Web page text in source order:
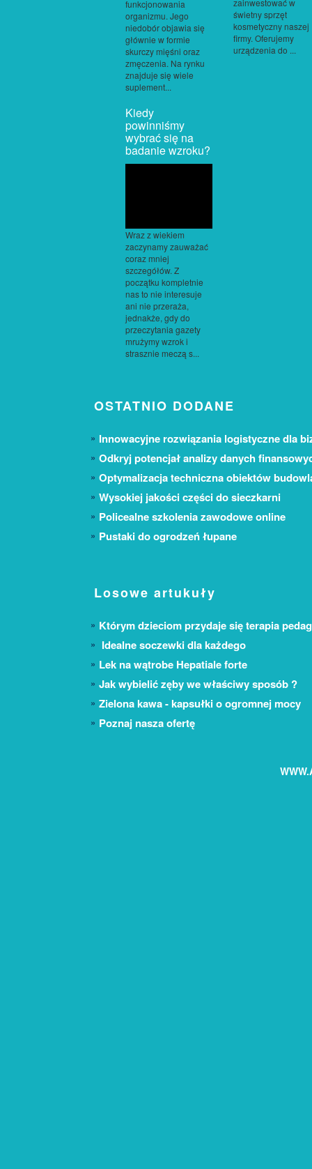
funkcjonowania
organizmu. Jego
niedobór objawia się
głównie w formie
skurczy mięśni oraz
zmęczenia. Na rynku
znajduje się wiele
suplement...
świetny sprzęt
kosmetyczny naszej
firmy. Oferujemy
urządzenia do ...
Kiedy
powinniśmy
wybrać się na
badanie wzroku?
Wraz z wiekiem
zaczynamy zauważać
coraz mniej
szczegółów. Z
początku kompletnie
nas to nie interesuje
ani nie przeraża,
jednakże, gdy do
przeczytania gazety
mrużymy wzrok i
strasznie meczą s...
OSTATNIO DODANE
Innowacyjne rozwiązania logistyczne dla
Odkryj potencjał analizy danych
Optymalizacja techniczna obiektów
Wysokiej jakości części do sieczkarni
Policealne szkolenia zawodowe online
Pustaki do ogrodzeń łupane
Losowe artukuły
Którym dzieciom przydaje się terapia
Idealne soczewki dla każdego
Lek na wątrobe Hepatiale forte
Jak wybielić zęby we właściwy sposób ?
Zielona kawa - kapsułki o ogromnej mocy
Poznaj nasza ofertę